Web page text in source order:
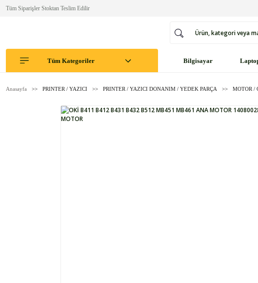
Tüm Siparişler Stoktan Teslim Edilir
Tüm Kategoriler Bilgisayar
Anasayfa PRINTER / YAZICI PRINTER / YAZICI DONANIM / YEDEK PARÇA MOTOR /